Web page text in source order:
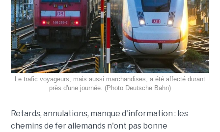
Le trafic voyageurs, mais aussi marchandises, a été affecté durant
près d'une journée. (Photo Deutsche Bahn)
Retards, annulations, manque d'information : les
chemins de fer allemands n'ont pas bonne